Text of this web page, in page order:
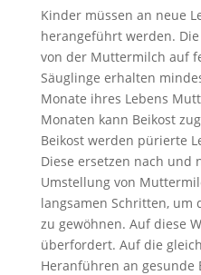
Kinder müssen an neue
herangeführt werden.
von der Muttermilch auf
Säuglinge erhalten
Monate ihres Lebens
Monaten kann Beikost
Beikost werden pürierte
Diese ersetzen nach und
Umstellung von
langsamen Schritten, um
zu gewöhnen. Auf diese
überfordert. Auf die
Heranführen an gesunde